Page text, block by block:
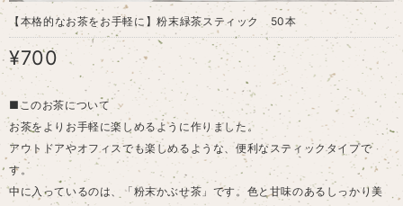
【本格的なお茶をお手軽に】粉末緑茶スティック 50本
¥700
■このお茶について
お茶をよりお手軽に楽しめるように作りました。
アウトドアやオフィスでも楽しめるような、便利なスティックタイプで
す。
中に入っているのは、「粉末かぶせ茶」です。色と甘味のあるしっかり美